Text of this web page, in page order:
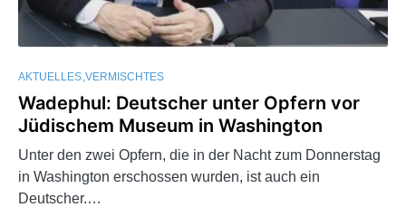
AKTUELLES VERMISCHTES
Wadephul: Deutscher unter Opfern vor
Jüdischem Museum in Washington
Unter den zwei Opfern, die in der Nacht zum Donnerstag
in Washington erschossen wurden, ist auch ein
Deutscher.…